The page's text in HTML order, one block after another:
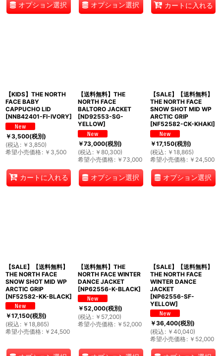
オプション選択 オプション選択 カートに入れる
【KIDS】THE NORTH
FACE BABY
CAPPUCHO LID
[NNB42401-FI-IVORY]
￥3,500(税別)
(税込 : ￥ 3,850)
希望小売価格: ￥ 3,500
カートに入れる
【送料無料】THE
NORTH FACE
BALTORO JACKET
[ND92553-SG-
YELLOW]
￥73,000(税別)
(税込 : ￥ 80,300)
希望小売価格: ￥ 73,000
オプション選択
【SALE】【送料無料】
THE NORTH FACE
SNOW SHOT MID WP
ARCTIC GRIP
[NF52582-CK-KHAKI]
￥17,150(税別)
(税込 : ￥ 18,865)
希望小売価格: ￥ 24,500
オプション選択
【SALE】【送料無料】
THE NORTH FACE
SNOW SHOT MID WP
ARCTIC GRIP
[NF52582-KK-BLACK]
￥17,150(税別)
(税込 : ￥ 18,865)
希望小売価格: ￥ 24,500
【送料無料】THE
NORTH FACE WINTER
DANCE JACKET
[NP62556-K-BLACK]
￥52,000(税別)
(税込 : ￥ 57,200)
希望小売価格: ￥ 52,000
【SALE】【送料無料】
THE NORTH FACE
WINTER DANCE
JACKET
[NP62556-SF-
YELLOW]
￥36,400(税別)
(税込 : ￥ 40,040)
希望小売価格: ￥ 52,000